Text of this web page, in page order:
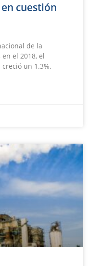
cuestión
de la
el 2018, el
un 1.3%.